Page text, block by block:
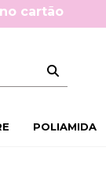
BEMVINDA10
POLIAMIDA